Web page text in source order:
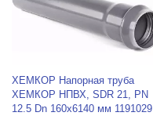
ХЕМКОР Напорная труба
ХЕМКОР НПВХ, SDR 21, PN
12.5 Dn 160x6140 мм 1191029